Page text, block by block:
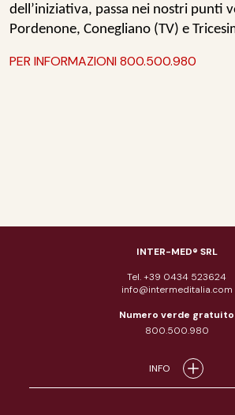
dell’iniziativa, passa nei nostri punti
Pordenone, Conegliano (TV) e
PER INFORMAZIONI 800.500.980
INTER-MED® SRL
Tel. +39 0434 523624
info@intermeditalia.com
Numero verde gratuito
800.500.980
INFO